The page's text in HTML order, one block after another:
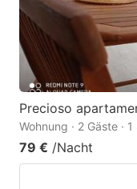
Precioso
Wohnung · 2 Gäste ·
79 € /Nacht